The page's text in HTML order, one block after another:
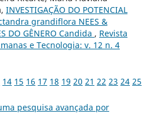
INVESTIGAÇÃO DO POTENCIAL
grandiflora NEES &
DO GÊNERO Candida , Revista
e Tecnologia: v. 12 n. 4
14 15 16 17 18 19 20 21 22 23 24 25
pesquisa avançada por